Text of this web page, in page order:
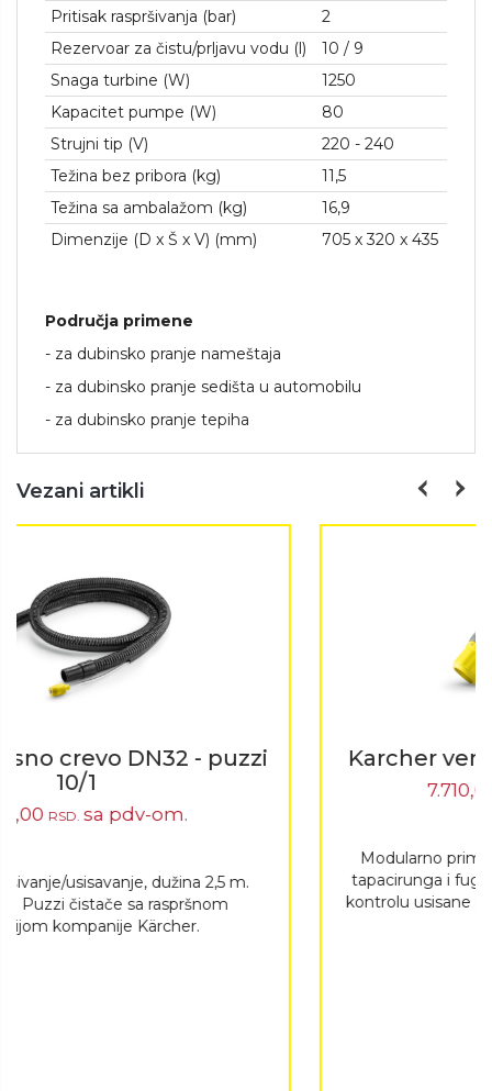
Pritisak raspršivanja (bar)
2
Rezervoar za čistu/prljavu vodu (l)
10 / 9
Snaga turbine (W)
1250
Kapacitet pumpe (W)
80
Strujni tip (V)
220 - 240
Težina bez pribora (kg)
11,5
Težina sa ambalažom (kg)
16,9
Dimenzije (D x Š x V) (mm)
705 x 320 x 435
Područja primene
- za dubinsko pranje nameštaja
- za dubinsko pranje sedišta u automobilu
- za dubinsko pranje tepiha
Vezani artikli
Karcher ventil ručica za Puzzi 10/1
Modularno primeniva drška za mlaznicu poda,
tapacirunga i fuge. Sa integrisanim prozorom za
kontrolu usisane prljavštine. Priključci za raspršno i